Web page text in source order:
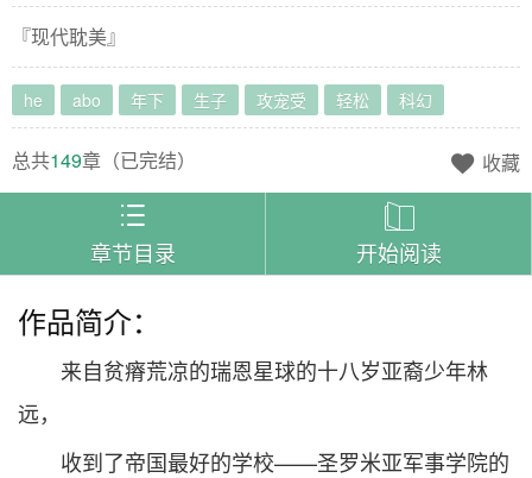
『现代耽美』
he abo 年下 生子 攻宠受 轻松 科幻
总共149章（已完结）  收藏

章节目录

开始阅读
作品简介：
来自贫瘠荒凉的瑞恩星球的十八岁亚裔少年林
远，
收到了帝国最好的学校——圣罗米亚军事学院的